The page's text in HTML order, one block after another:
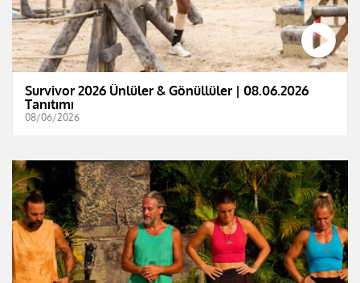
Survivor 2026 Ünlüler & Gönüllüler | 08.06.2026
Tanıtımı
08/06/2026